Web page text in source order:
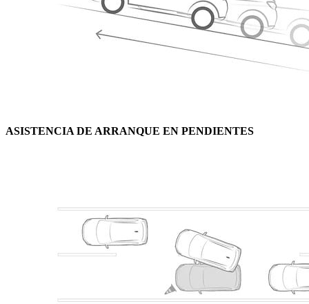
ASISTENCIA DE ARRANQUE EN PENDIENTES